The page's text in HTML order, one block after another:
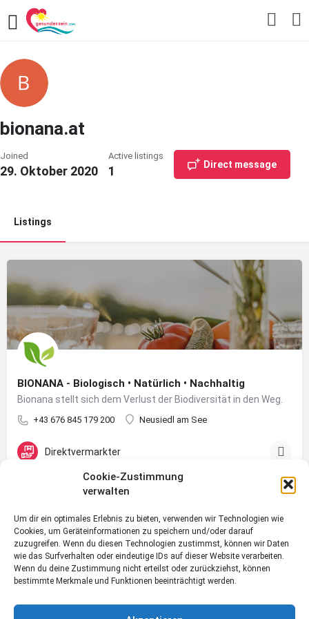
Cookie-Zustimmung
verwalten
Um dir ein optimales Erlebnis zu bieten, verwenden wir Technologien wie
Cookies, um Geräteinformationen zu speichern und/oder darauf
zuzugreifen. Wenn du diesen Technologien zustimmst, können wir Daten
wie das Surfverhalten oder eindeutige IDs auf dieser Website verarbeiten.
Wenn du deine Zustimmung nicht erteilst oder zurückziehst, können
bestimmte Merkmale und Funktionen beeinträchtigt werden.
bionana.at
Joined
29. Oktober 2020
Active listings
1 Direct message
Listings
BIONANA - Biologisch • Natürlich • Nachhaltig
Bionana stellt sich dem Verlust der Biodiversität in den Weg.
+43 676 845 179 200 Neusiedl am See
Direktvermarkter